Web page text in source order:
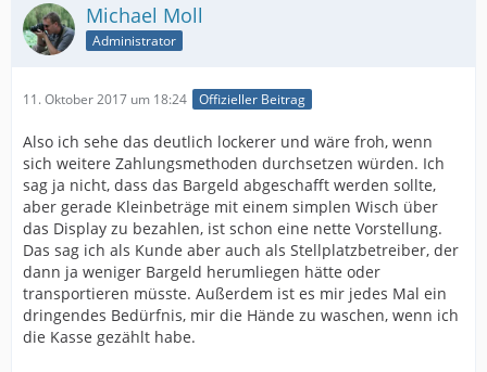
Michael Moll
Administrator
11. Oktober 2017 um 18:24 Offizieller Beitrag
Also ich sehe das deutlich lockerer und wäre froh, wenn
sich weitere Zahlungsmethoden durchsetzen würden. Ich
sag ja nicht, dass das Bargeld abgeschafft werden sollte,
aber gerade Kleinbeträge mit einem simplen Wisch über
das Display zu bezahlen, ist schon eine nette Vorstellung.
Das sag ich als Kunde aber auch als Stellplatzbetreiber, der
dann ja weniger Bargeld herumliegen hätte oder
transportieren müsste. Außerdem ist es mir jedes Mal ein
dringendes Bedürfnis, mir die Hände zu waschen, wenn ich
die Kasse gezählt habe.